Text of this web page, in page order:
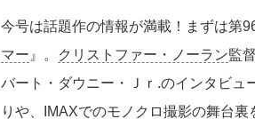
今号は話題作の情報が満載！まずは第
マー 』。 クリストファー・ノーラン監
バート・ダウニー・Ｊｒ.のインタビュ
りや、IMAXでのモノクロ撮影の舞台裏